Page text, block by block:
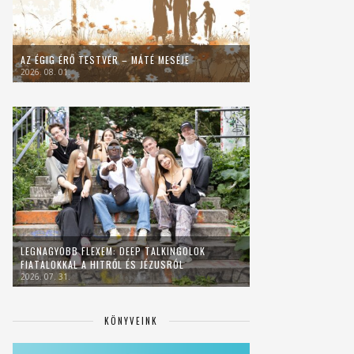
AZ ÉGIG ÉRŐ TESTVÉR – MÁTÉ MESÉJE
2026. 08. 01.
LEGNAGYOBB FLEXEM: DEEP TALKINGOLOK
FIATALOKKAL A HITRŐL ÉS JÉZUSRÓL
2026. 07. 31.
KÖNYVEINK